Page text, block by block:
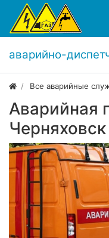
аварийно-
Все аварийные
Аварийная
Черняховск